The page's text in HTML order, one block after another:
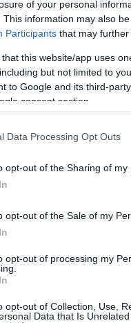
of your personal
This information may also
Participants that may further
that this website/app uses
but not limited to
to Google and its third-
consent section.
Data Processing Opt Outs
opt-out of the Sharing of my
opt-out of the Sale of my
opt-out of processing my
opt-out of Collection, Use,
Data that Is
all’esclusione del
colleghi, team e